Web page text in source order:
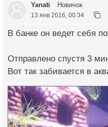
Yanati Новичок
13 янв 2016, 00:34
В банке он ведет себя
Отправлено спустя 3
Вот так забивается в